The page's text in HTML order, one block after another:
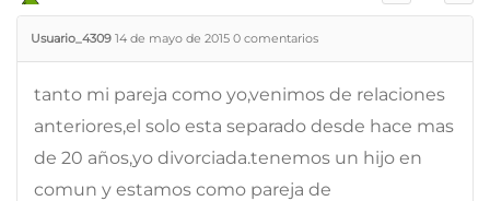
Usuario_4309 14 de mayo de 2015 0 comentarios
tanto mi pareja como yo,venimos de relaciones
anteriores,el solo esta separado desde hace mas
de 20 años,yo divorciada.tenemos un hijo en
comun y estamos como pareja de